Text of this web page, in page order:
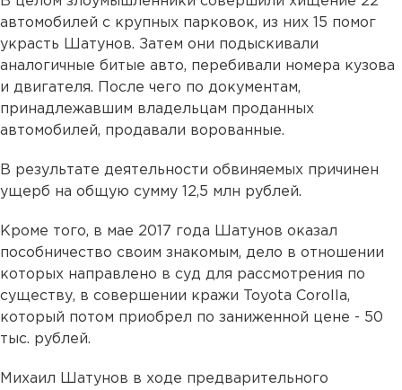
автомобилей с крупных парковок, из них 15 помог
украсть Шатунов. Затем они подыскивали
аналогичные битые авто, перебивали номера кузова
и двигателя. После чего по документам,
принадлежавшим владельцам проданных
автомобилей, продавали ворованные.
В результате деятельности обвиняемых причинен
ущерб на общую сумму 12,5 млн рублей.
Кроме того, в мае 2017 года Шатунов оказал
пособничество своим знакомым, дело в отношении
которых направлено в суд для рассмотрения по
существу, в совершении кражи Toyota Corolla,
который потом приобрел по заниженной цене - 50
тыс. рублей.
Михаил Шатунов в ходе предварительного